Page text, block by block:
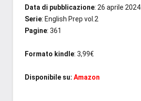
Data di pubblicazione: 26 aprile 2024
Serie: English Prep vol.2
Pagine: 361
Formato kindle: 3,99€
Disponibile su: Amazon